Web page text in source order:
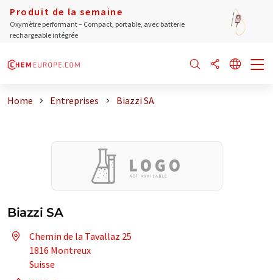
Produit de la semaine
Oxymètre performant – Compact, portable, avec batterie
rechargeable intégrée
Home Entreprises Biazzi SA
Biazzi SA
Chemin de la Tavallaz 25
1816 Montreux
Suisse